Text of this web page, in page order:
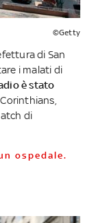
©Getty
di San
i malati di
è stato
di